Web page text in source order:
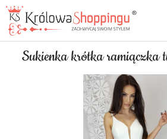
Sukienka krótka